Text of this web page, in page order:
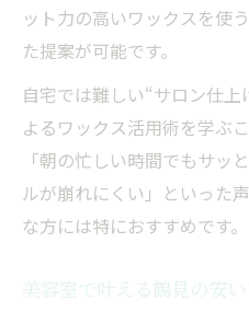
ット力の高いワックスを使
た提案が可能です。
自宅では難しい“サロン仕
よるワックス活用術を学ぶ
「朝の忙しい時間でもサッ
ルが崩れにくい」といった
な方には特におすすめです。
美容室で叶える鶴見の安